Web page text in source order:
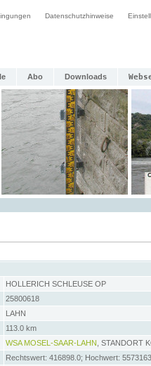
Datenschutzhinweise
Abo Downloads
HOLLERICH SCHLEUSE OP
25800618
LAHN
113.0 km
WSA MOSEL-SAAR-LAHN , STANDORT
Rechtswert: 416898.0; Hochwert: